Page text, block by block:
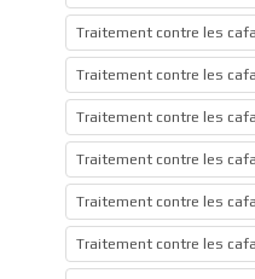
Traitement contre les
Traitement contre les
Traitement contre les
Traitement contre les
Traitement contre les
Traitement contre les